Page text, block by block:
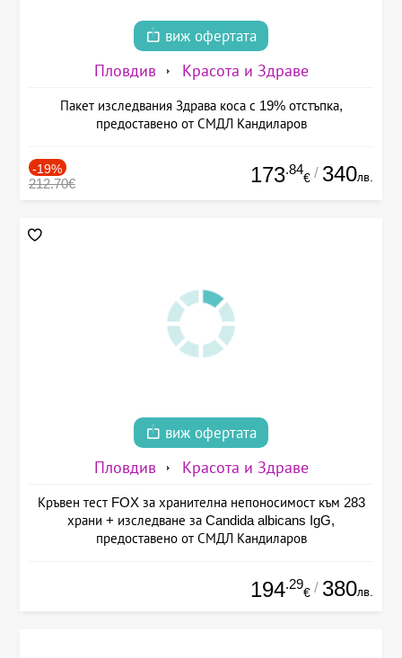
виж офертата
Пловдив Красота и Здраве
Пакет изследвания Здрава коса с 19% отстъпка,
предоставено от СМДЛ Кандиларов
-19%
212.70€ 173.84
€ / 340лв.
виж офертата
Пловдив Красота и Здраве
Кръвен тест FOX за хранителна непоносимост към 283
храни + изследване за Candida albicans IgG,
предоставено от СМДЛ Кандиларов
194.29
€ / 380лв.